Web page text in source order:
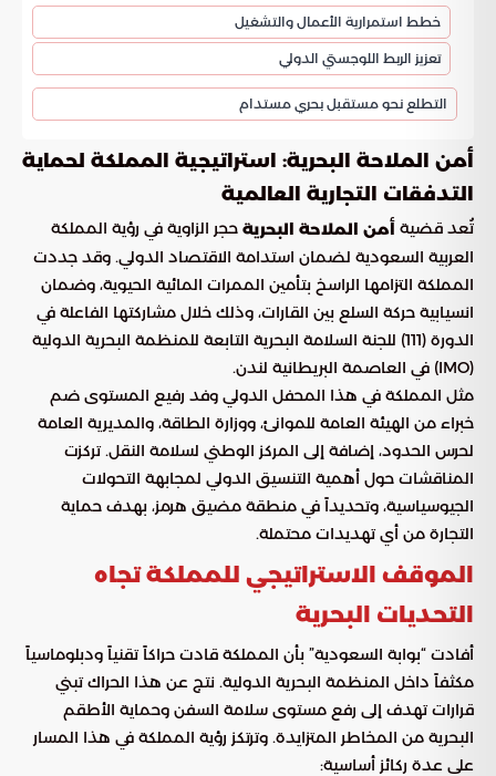
خطط استمرارية الأعمال والتشغيل
تعزيز الربط اللوجستي الدولي
التطلع نحو مستقبل بحري مستدام
أمن الملاحة البحرية: استراتيجية المملكة لحماية
التدفقات التجارية العالمية
تُعد قضية أمن الملاحة البحرية حجر الزاوية في رؤية المملكة
العربية السعودية لضمان استدامة الاقتصاد الدولي. وقد جددت
المملكة التزامها الراسخ بتأمين الممرات المائية الحيوية، وضمان
انسيابية حركة السلع بين القارات، وذلك خلال مشاركتها الفاعلة في
الدورة (111) للجنة السلامة البحرية التابعة للمنظمة البحرية الدولية
(IMO) في العاصمة البريطانية لندن.
مثل المملكة في هذا المحفل الدولي وفد رفيع المستوى ضم
خبراء من الهيئة العامة للموانئ، ووزارة الطاقة، والمديرية العامة
لحرس الحدود، إضافة إلى المركز الوطني لسلامة النقل. تركزت
المناقشات حول أهمية التنسيق الدولي لمجابهة التحولات
الجيوسياسية، وتحديداً في منطقة مضيق هرمز، بهدف حماية
التجارة من أي تهديدات محتملة.
الموقف الاستراتيجي للمملكة تجاه
التحديات البحرية
أفادت “بوابة السعودية” بأن المملكة قادت حراكاً تقنياً ودبلوماسياً
مكثفاً داخل المنظمة البحرية الدولية. نتج عن هذا الحراك تبني
قرارات تهدف إلى رفع مستوى سلامة السفن وحماية الأطقم
البحرية من المخاطر المتزايدة. وترتكز رؤية المملكة في هذا المسار
على عدة ركائز أساسية: